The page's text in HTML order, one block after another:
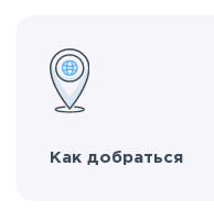
Как добраться